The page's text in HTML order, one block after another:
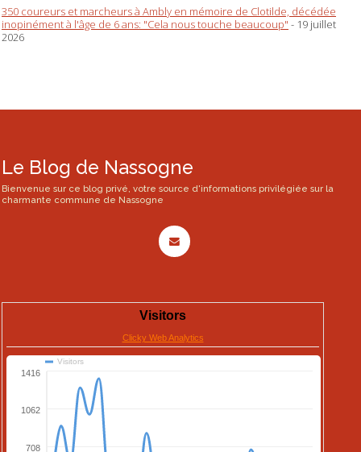
350 coureurs et marcheurs à Ambly en mémoire de Clotilde, décédée
inopinément à l'âge de 6 ans: "Cela nous touche beaucoup" - 19 juillet
2026
Le Blog de Nassogne
Bienvenue sur ce blog privé, votre source d'informations privilégiée sur la
charmante commune de Nassogne